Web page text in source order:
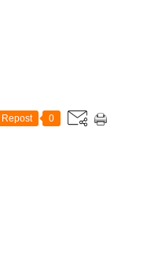
Repost 0